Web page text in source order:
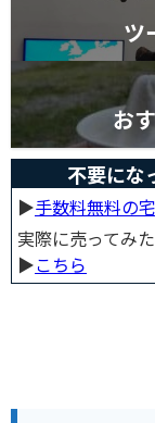
ツ
お
不要にな
▶︎手数料無料の
実際に売ってみ
▶︎こちら